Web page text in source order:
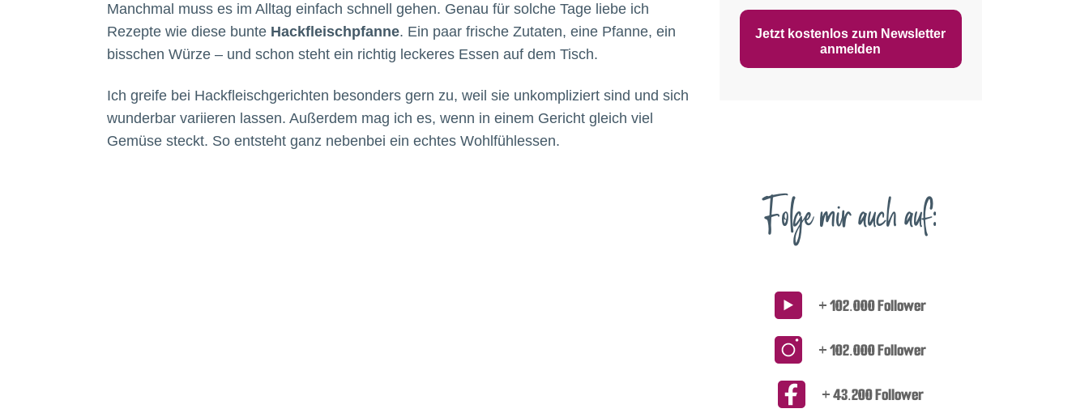
Manchmal muss es im Alltag einfach schnell gehen. Genau für solche Tage liebe ich
Rezepte wie diese bunte Hackfleischpfanne. Ein paar frische Zutaten, eine Pfanne, ein
bisschen Würze – und schon steht ein richtig leckeres Essen auf dem Tisch.
Ich greife bei Hackfleischgerichten besonders gern zu, weil sie unkompliziert sind und sich
wunderbar variieren lassen. Außerdem mag ich es, wenn in einem Gericht gleich viel
Gemüse steckt. So entsteht ganz nebenbei ein echtes Wohlfühlessen.
Jetzt kostenlos zum Newsletter
anmelden
Folge mir auch auf:
+ 102.000 Follower
+ 102.000 Follower
+ 43.200 Follower